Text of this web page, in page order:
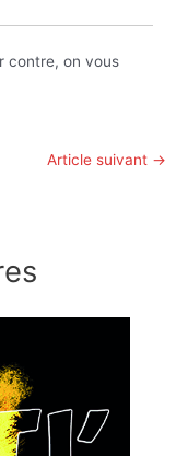
contre, on vous
Article suivant →